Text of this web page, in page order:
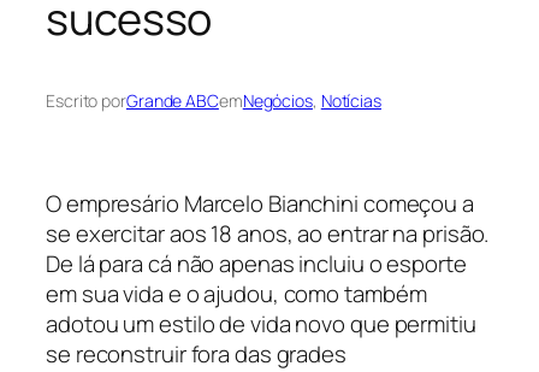
sucesso
Escrito porGrande ABCemNegócios, Notícias
O empresário Marcelo Bianchini começou a
se exercitar aos 18 anos, ao entrar na prisão.
De lá para cá não apenas incluiu o esporte
em sua vida e o ajudou, como também
adotou um estilo de vida novo que permitiu
se reconstruir fora das grades